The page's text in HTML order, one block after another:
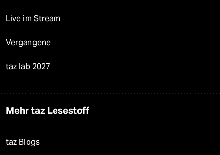
Live im Stream
Vergangene
taz lab 2027
Mehr taz Lesestoff
taz Blogs